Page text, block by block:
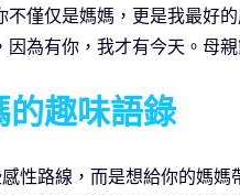
不僅仅是媽媽，更是我最好
因為有你，我才有今天。母親
的趣味語錄
性路線，而是想給你的媽